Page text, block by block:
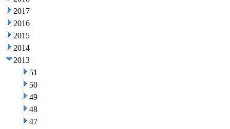
2017
2016
2015
2014
2013
51
50
49
48
47